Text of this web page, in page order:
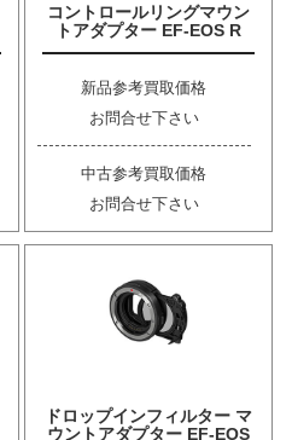
コントロールリングマウン
トアダプター EF-EOS R
新品参考買取価格
お問合せ下さい
中古参考買取価格
お問合せ下さい
ドロップインフィルター マ
ウントアダプター EF-EOS